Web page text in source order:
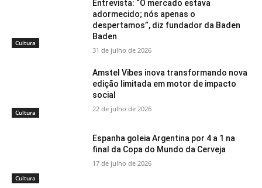
Cultura
Entrevista: “O mercado estava
adormecido; nós apenas o
despertamos”, diz fundador da Baden
Baden
31 de julho de 2026
Cultura
Amstel Vibes inova transformando nova
edição limitada em motor de impacto
social
22 de julho de 2026
Cultura
Espanha goleia Argentina por 4 a 1 na
final da Copa do Mundo da Cerveja
17 de julho de 2026